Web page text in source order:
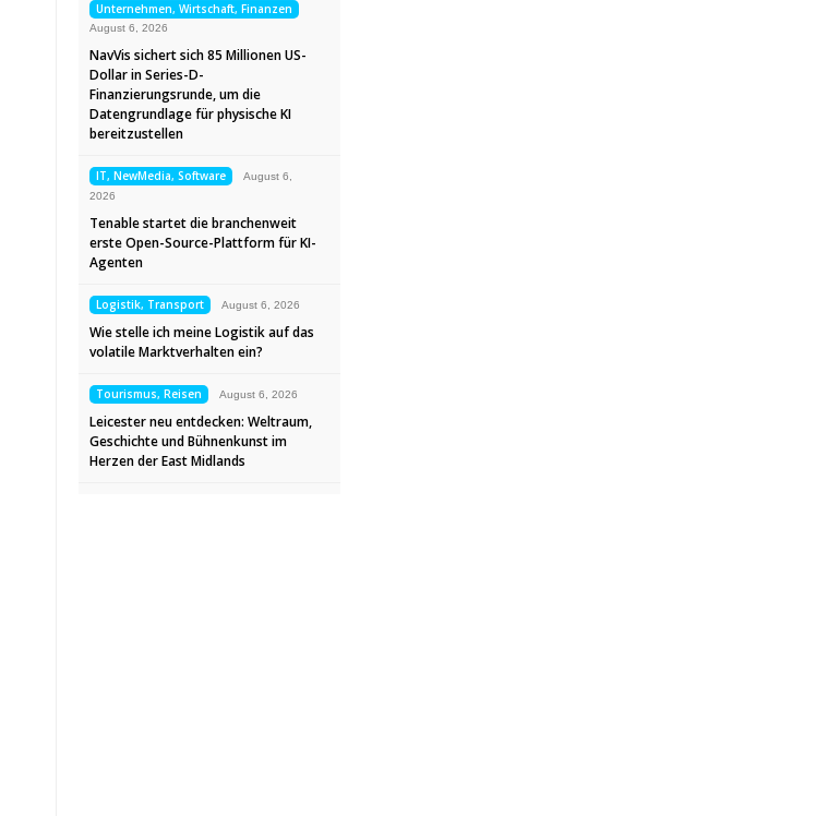
Unternehmen, Wirtschaft, Finanzen
August 6, 2026
NavVis sichert sich 85 Millionen US-
Dollar in Series-D-
Finanzierungsrunde, um die
Datengrundlage für physische KI
bereitzustellen
IT, NewMedia, Software
August 6,
2026
Tenable startet die branchenweit
erste Open-Source-Plattform für KI-
Agenten
Logistik, Transport August 6, 2026
Wie stelle ich meine Logistik auf das
volatile Marktverhalten ein?
Tourismus, Reisen August 6, 2026
Leicester neu entdecken: Weltraum,
Geschichte und Bühnenkunst im
Herzen der East Midlands